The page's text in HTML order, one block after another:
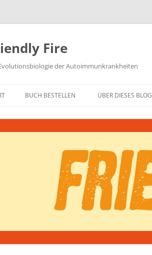
Fire
der Autoimmunkrankheiten
BUCH BESTELLEN ÜBER DIESES BLOG